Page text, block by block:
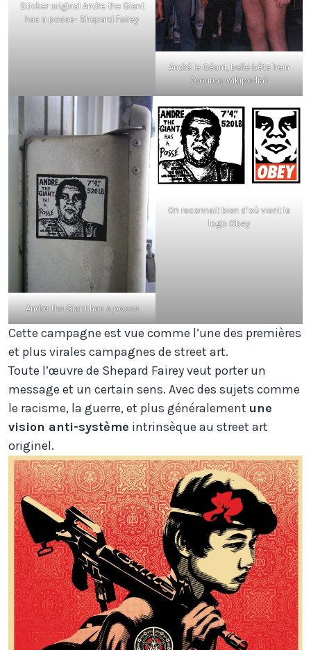
Sticker original Andre the Giant
has a posse- Shepard Fairey
André le Géant, belle bête hein
(source: wikipedia)
Andre the Giant has a posse
On reconnait bien d’où vient le
logo Obey
Cette campagne est vue comme l’une des premières
et plus virales campagnes de street art.
Toute l’œuvre de Shepard Fairey veut porter un
message et un certain sens. Avec des sujets comme
le racisme, la guerre, et plus généralement une
vision anti-système intrinsèque au street art
originel.